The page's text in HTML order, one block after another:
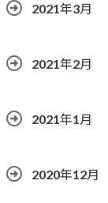
2021年3月
2021年2月
2021年1月
2020年12月